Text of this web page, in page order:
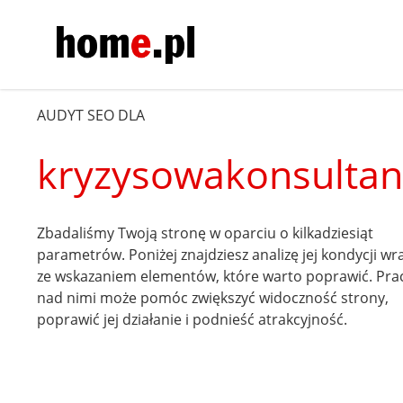
AUDYT SEO DLA
Zbadaliśmy Twoją stronę w oparciu o kilkadziesiąt
parametrów. Poniżej znajdziesz analizę jej kondycji
ze wskazaniem elementów, które warto poprawić.
nad nimi może pomóc zwiększyć widoczność strony,
poprawić jej działanie i podnieść atrakcyjność.